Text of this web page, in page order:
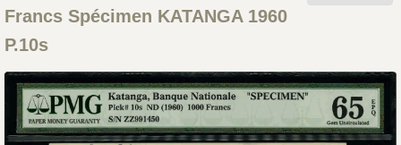
Francs Spécimen KATANGA 1960
P.10s